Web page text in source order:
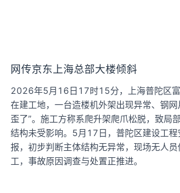
网传京东上海总部大楼倾斜
2026年5月16日17时15分，上海普陀区
在建工地，一台造楼机外架出现异常、钢
歪了”。施工方称系爬升架爬爪松脱，致局
结构未受影响。5月17日，普陀区建设工程
报，初步判断主体结构无异常，现场无人
工，事故原因调查与处置正推进。